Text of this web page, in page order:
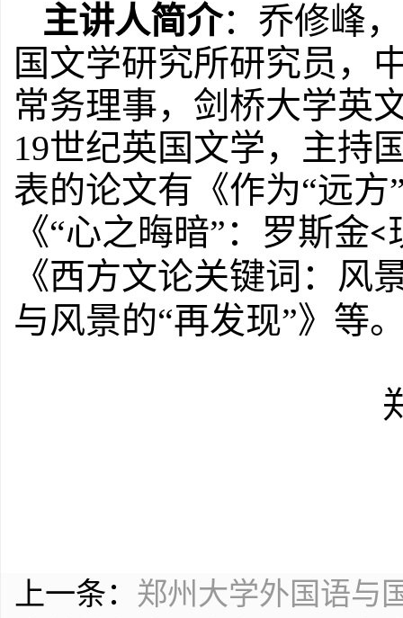
主讲人简介：乔修峰
国文学研究所研究员，
常务理事，剑桥大学英
19世纪英国文学，主持
表的论文有《作为“远
《“心之晦暗”：罗斯金<
《西方文论关键词：风
与风景的“再发现”》等
上一条： 郑州大学外国语与